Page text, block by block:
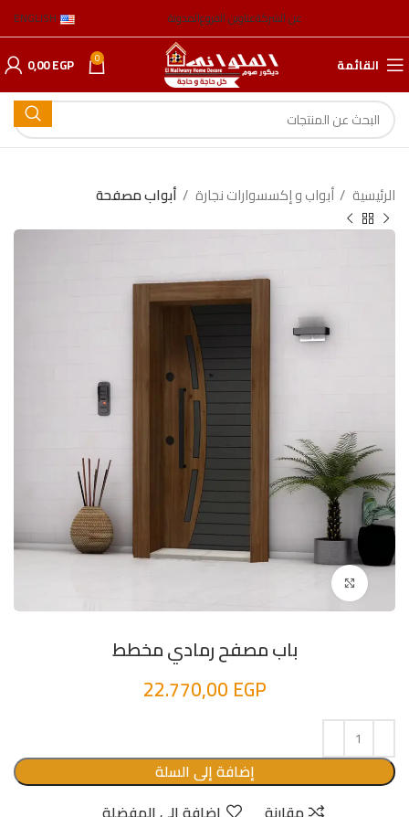
عن الشركةعناوين الفروعالمدونة ENGLISH
القائمة 0
0,00EGP
الرئيسية أبواب و إكسسوارات نجارة أبواب مصفحة
باب مصفح رمادي مخطط
22.770,00 EGP
إضافة إلى السلة